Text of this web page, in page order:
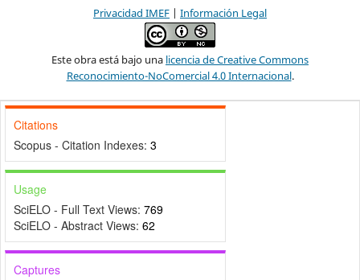
Privacidad IMEF | Información Legal
Este obra está bajo una licencia de Creative Commons
Reconocimiento-NoComercial 4.0 Internacional.
Citations
Scopus - Citation Indexes: 3
Usage
SciELO - Full Text Views: 769
SciELO - Abstract Views: 62
Captures